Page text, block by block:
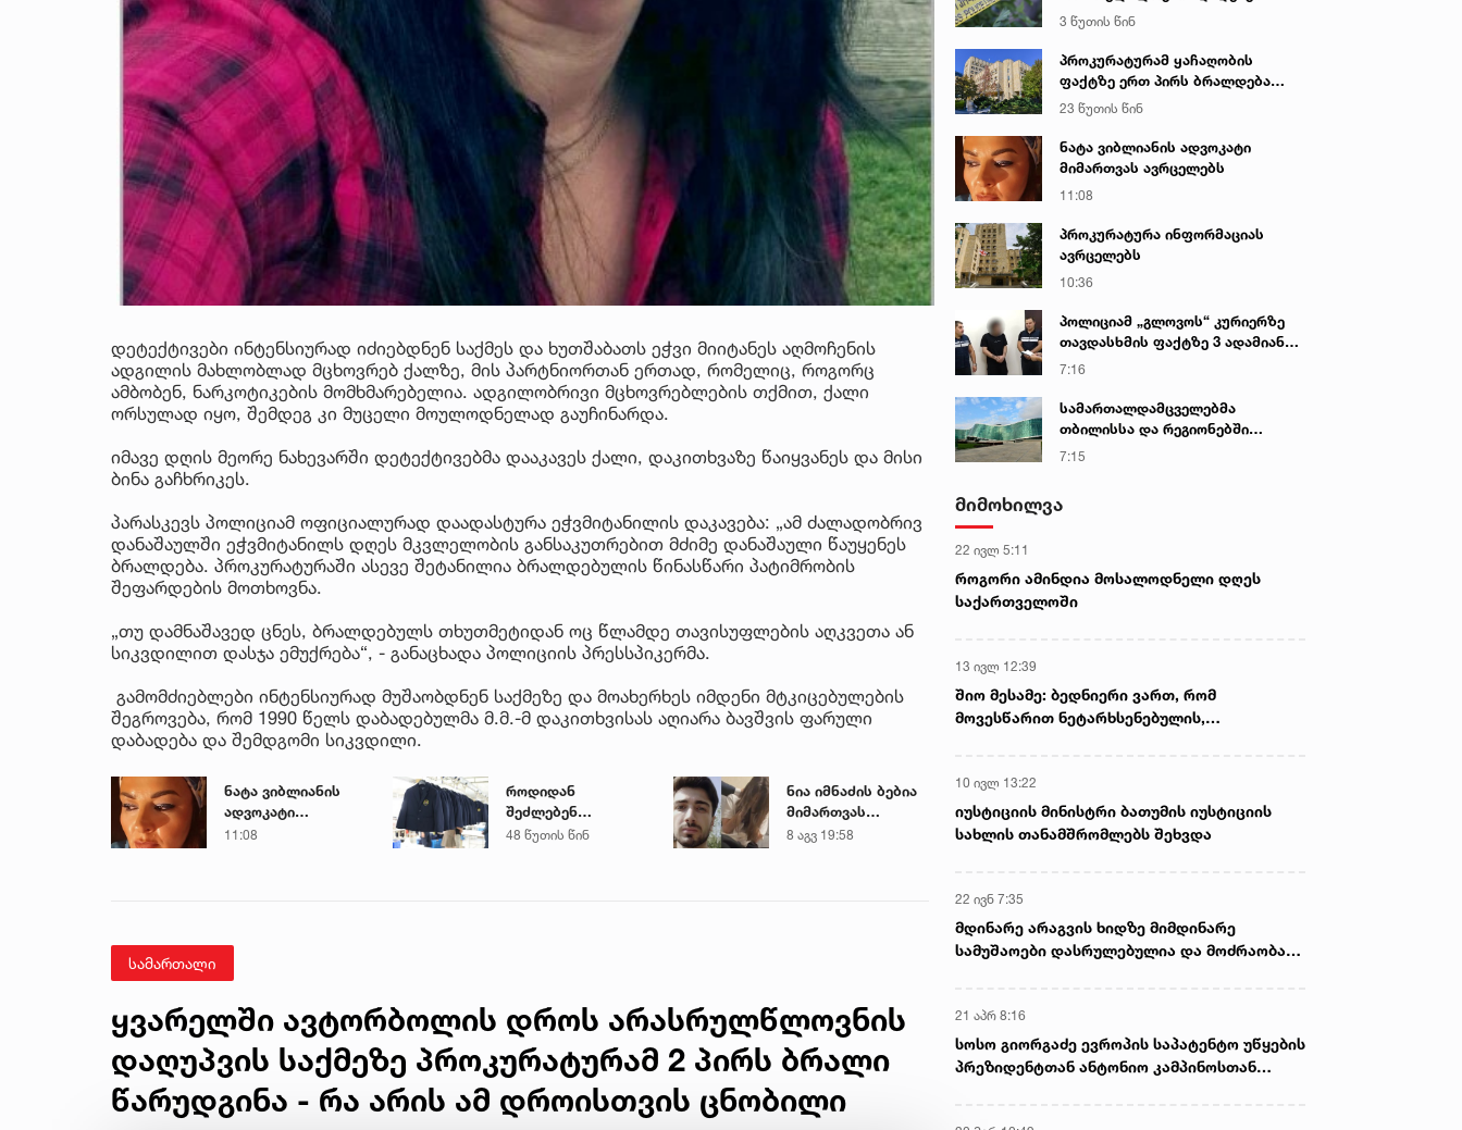
დეტექტივები ინტენსიურად იძიებდნენ საქმეს და ხუთშაბათს ეჭვი მიიტანეს აღმოჩენის
ადგილის მახლობლად მცხოვრებ ქალზე, მის პარტნიორთან ერთად, რომელიც, როგორც
ამბობენ, ნარკოტიკების მომხმარებელია. ადგილობრივი მცხოვრებლების თქმით, ქალი
ორსულად იყო, შემდეგ კი მუცელი მოულოდნელად გაუჩინარდა.
იმავე დღის მეორე ნახევარში დეტექტივებმა დააკავეს ქალი, დაკითხვაზე წაიყვანეს და მისი
ბინა გაჩხრიკეს.
პარასკევს პოლიციამ ოფიციალურად დაადასტურა ეჭვმიტანილის დაკავება: „ამ ძალადობრივ
დანაშაულში ეჭვმიტანილს დღეს მკვლელობის განსაკუთრებით მძიმე დანაშაული წაუყენეს
ბრალდება. პროკურატურაში ასევე შეტანილია ბრალდებულის წინასწარი პატიმრობის
შეფარდების მოთხოვნა.
„თუ დამნაშავედ ცნეს, ბრალდებულს თხუთმეტიდან ოც წლამდე თავისუფლების აღკვეთა ან
სიკვდილით დასჯა ემუქრება“, - განაცხადა პოლიციის პრესსპიკერმა.
გამომძიებლები ინტენსიურად მუშაობდნენ საქმეზე და მოახერხეს იმდენი მტკიცებულების
შეგროვება, რომ 1990 წელს დაბადებულმა მ.მ.-მ დაკითხვისას აღიარა ბავშვის ფარული
დაბადება და შემდგომი სიკვდილი.
ნატა ვიბლიანის
ადვოკატი
მიმართვას
11:08
როდიდან
შეძლებენ
მშობლები
48 წუთის წინ
ნია იმნაძის ბებია
მიმართვას
ავრცელებს
8 აგვ 19:58
სამართალი
ყვარელში ავტორბოლის დროს არასრულწლოვნის
დაღუპვის საქმეზე პროკურატურამ 2 პირს ბრალი
წარუდგინა - რა არის ამ დროისთვის ცნობილი
საქმეზე პროკურატურამ 2 პირს
ბრალი წარუდგინა - რა არის ამ
დროისთვის ცნობილი
3 წუთის წინ
პროკურატურამ ყაჩაღობის
ფაქტზე ერთ პირს ბრალდება
წარუდგინა
23 წუთის წინ
ნატა ვიბლიანის ადვოკატი
მიმართვას ავრცელებს
11:08
პროკურატურა ინფორმაციას
ავრცელებს
10:36
პოლიციამ „გლოვოს“ კურიერზე
თავდასხმის ფაქტზე 3 ადამიანი
დააკავა
7:16
სამართალდამცველებმა
თბილისსა და რეგიონებში
უკანონო ცეცხლსასროლი
7:15
მიმოხილვა
22 ივლ 5:11
როგორი ამინდია მოსალოდნელი დღეს
საქართველოში
13 ივლ 12:39
შიო მესამე: ბედნიერი ვართ, რომ
მოვესწარით ნეტარხსენებულის,
10 ივლ 13:22
იუსტიციის მინისტრი ბათუმის იუსტიციის
სახლის თანამშრომლებს შეხვდა
22 ივნ 7:35
მდინარე არაგვის ხიდზე მიმდინარე
სამუშაოები დასრულებულია და მოძრაობა
21 აპრ 8:16
სოსო გიორგაძე ევროპის საპატენტო უწყების
პრეზიდენტთან ანტონიო კამპინოსთან